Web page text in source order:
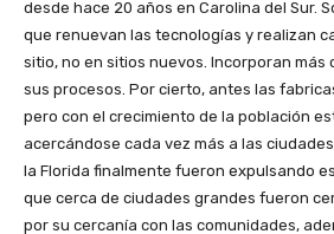
desde hace 20 años en Carolina del Sur.
que renuevan las tecnologías y realizan
sitio, no en sitios nuevos. Incorporan más
sus procesos. Por cierto, antes las
pero con el crecimiento de la población
acercándose cada vez más a las
la Florida finalmente fueron expulsando
que cerca de ciudades grandes fueron
por su cercanía con las comunidades,